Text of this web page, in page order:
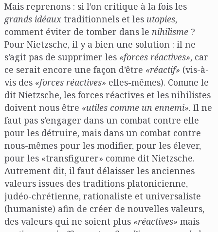
Mais reprenons : si l’on critique à la fois les
grands idéauxtraditionnels et les utopies,
comment éviter de tomber dans le nihilisme?
Pour Nietzsche, il y a bien une solution : il ne
s’agit pas de supprimer les «forces réactives», car
ce serait encore une façon d’être «réactif» (vis-à-
vis des «forces réactives» elles-mêmes). Comme le
dit Nietzsche, les forces réactives et les nihilistes
doivent nous être «utiles comme un ennemi». Il ne
faut pas s’engager dans un combat contre elle
pour les détruire, mais dans un combat contre
nous-mêmes pour les modifier, pour les élever,
pour les «transfigurer» comme dit Nietzsche.
Autrement dit, il faut délaisser les anciennes
valeurs issues des traditions platonicienne,
judéo-chrétienne, rationaliste et universaliste
(humaniste) afin de créer de nouvelles valeurs,
des valeurs qui ne soient plus «réactives» mais